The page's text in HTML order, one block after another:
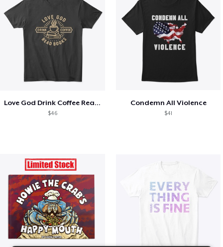
Love God Drink Coffee Read Books
$46
Condemn All Violence
$41